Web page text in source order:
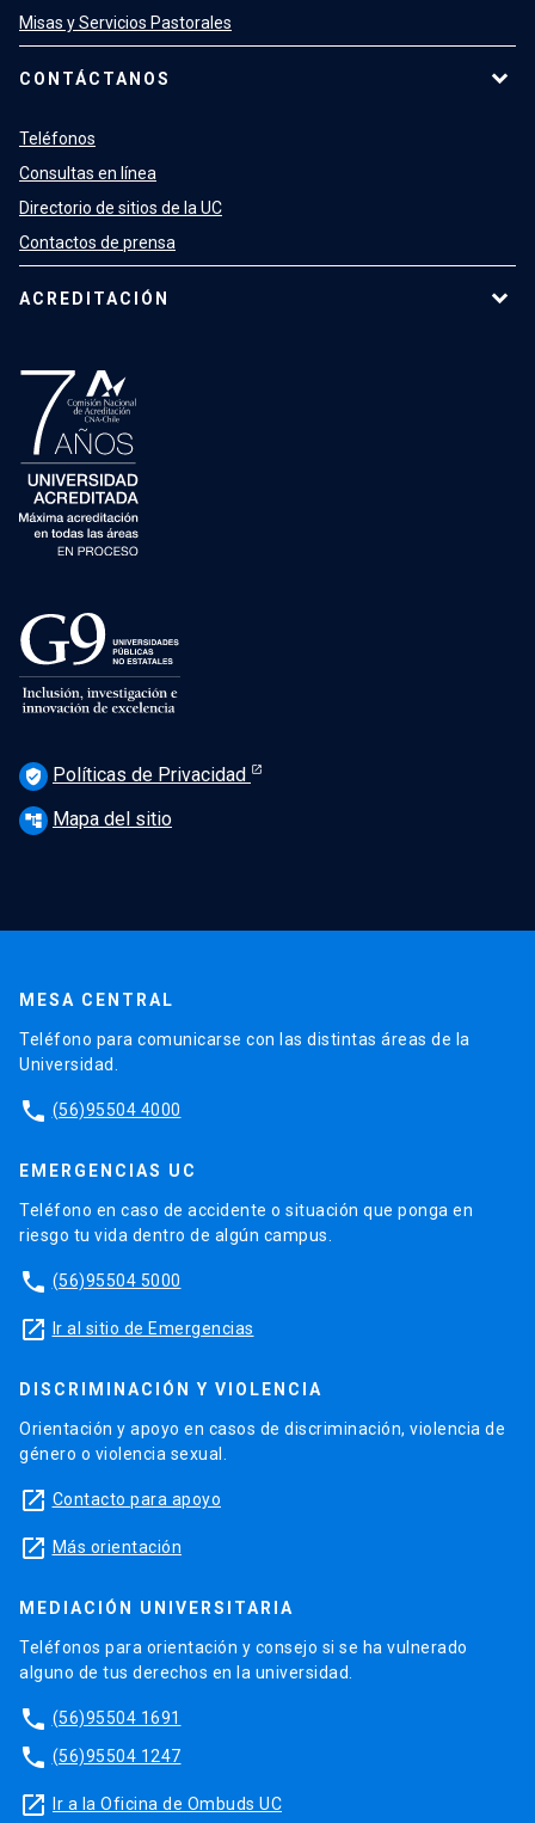
Misas y Servicios Pastorales
CONTÁCTANOS
Teléfonos
Consultas en línea
Directorio de sitios de la UC
Contactos de prensa
ACREDITACIÓN
verified_user Políticas de Privacidad
account_tree Mapa del sitio
MESA CENTRAL
Teléfono para comunicarse con las distintas áreas de la
Universidad.
phone (56)95504 4000
EMERGENCIAS UC
Teléfono en caso de accidente o situación que ponga en
riesgo tu vida dentro de algún campus.
phone (56)95504 5000
launch Ir al sitio de Emergencias
DISCRIMINACIÓN Y VIOLENCIA
Orientación y apoyo en casos de discriminación, violencia de
género o violencia sexual.
launch Contacto para apoyo
launch Más orientación
MEDIACIÓN UNIVERSITARIA
Teléfonos para orientación y consejo si se ha vulnerado
alguno de tus derechos en la universidad.
phone (56)95504 1691
phone (56)95504 1247
launch Ir a la Oficina de Ombuds UC